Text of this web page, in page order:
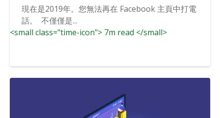
現在是2019年。您無法再在 Facebook 主頁中打電
話。 不僅僅是...
<small class="time-icon"> 7m read </small>